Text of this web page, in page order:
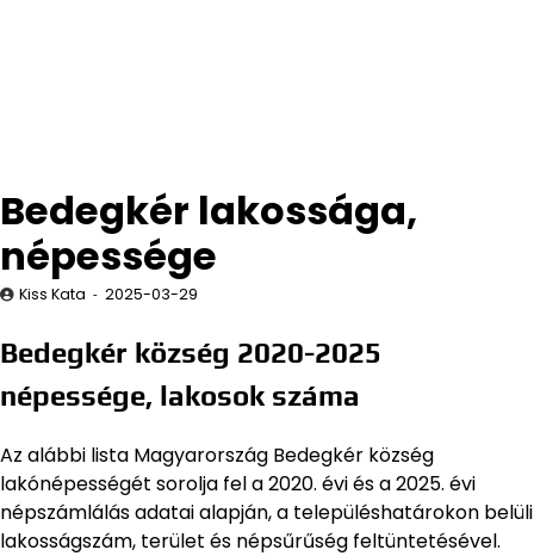
Bedegkér lakossága,
népessége
Kiss Kata 2025-03-29
Bedegkér község 2020-2025
népessége, lakosok száma
Az alábbi lista Magyarország Bedegkér község
lakónépességét sorolja fel a 2020. évi és a 2025. évi
népszámlálás adatai alapján,a településhatárokon belüli
lakosságszám, terület és népsűrűség feltüntetésével.